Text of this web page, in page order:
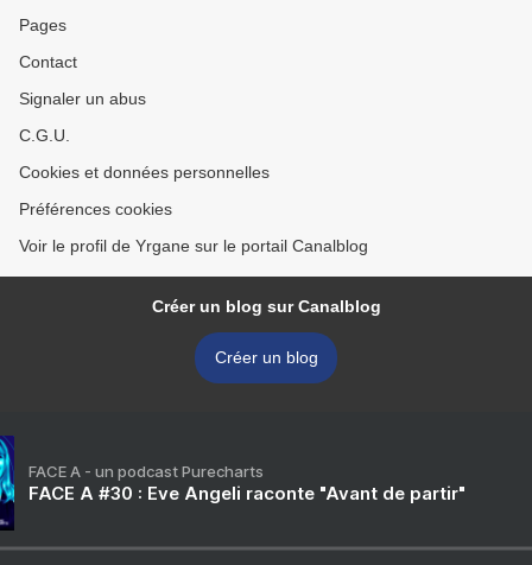
Pages
Contact
Signaler un abus
C.G.U.
Cookies et données personnelles
Préférences cookies
Voir le profil de Yrgane sur le portail Canalblog
Créer un blog sur Canalblog
Créer un blog
FACE A - un podcast Purecharts
FACE A #30 : Eve Angeli raconte "Avant de partir"